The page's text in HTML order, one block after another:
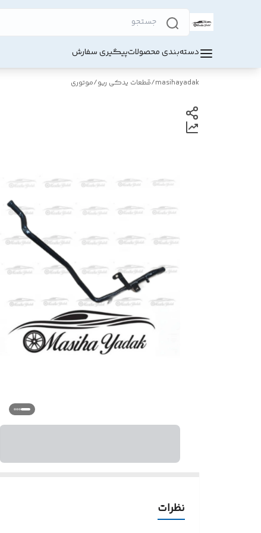
دسته‌بندی محصولاتپیگیری سفارش
masihayadak
/قطعات یدکی ریو/موتوری
نظرات